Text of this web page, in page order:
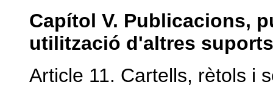
Capítol V. Publicacions,
utilització d'altres suports
Article 11. Cartells, rètols i